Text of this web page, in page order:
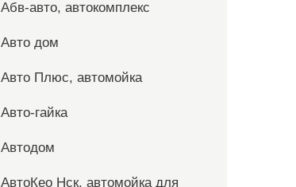
Абв-авто, автокомплекс
Авто дом
Авто Плюс, автомойка
Авто-гайка
Автодом
АвтоКео Нск, автомойка для